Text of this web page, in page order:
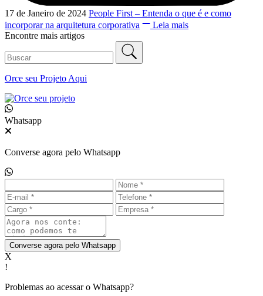
17 de Janeiro de 2024 People First – Entenda o que é e como
incorporar na arquitetura corporativa
Leia mais
Encontre mais artigos
Orce seu Projeto Aqui
Whatsapp
Converse agora pelo Whatsapp
Converse agora pelo Whatsapp
X
!
Problemas ao acessar o Whatsapp?